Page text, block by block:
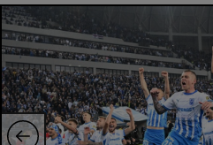
SuperLiga
Liga 2
Cupa României
Echipa
U21